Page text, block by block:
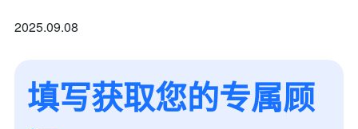
2025.09.08
填写获取您的专属顾